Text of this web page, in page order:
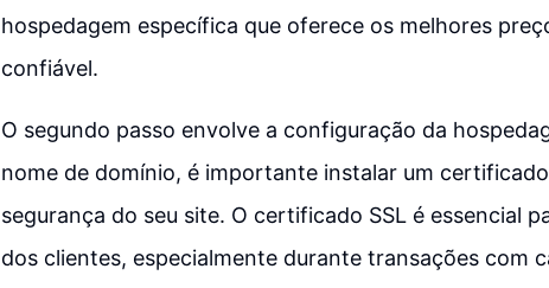
hospedagem específica que oferece os melhores
confiável.
O segundo passo envolve a configuração da
nome de domínio, é importante instalar um
segurança do seu site. O certificado SSL é essencial
dos clientes, especialmente durante transações com